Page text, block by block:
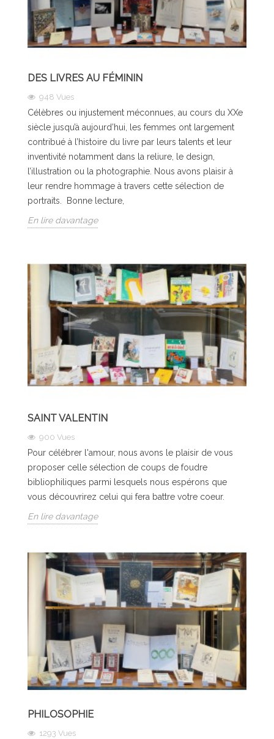
DES LIVRES AU FÉMININ
948 Vues
Célèbres ou injustement méconnues, au cours du XXe
siècle jusqu’à aujourd’hui, les femmes ont largement
contribué à l’histoire du livre par leurs talents et leur
inventivité notamment dans la reliure, le design,
l’illustration ou la photographie. Nous avons plaisir à
leur rendre hommage à travers cette sélection de
portraits. Bonne lecture,
En lire davantage
SAINT VALENTIN
900 Vues
Pour célébrer l'amour, nous avons le plaisir de vous
proposer celle sélection de coups de foudre
bibliophiliques parmi lesquels nous espérons que
vous découvrirez celui qui fera battre votre coeur.
En lire davantage
PHILOSOPHIE
1293 Vues